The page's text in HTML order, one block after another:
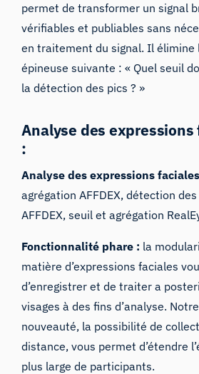
permet de transformer un signal
vérifiables et publiables sans
en traitement du signal. Il élimine
épineuse suivante : « Quel seuil
la détection des pics ? »
Analyse des expressions
:
Analyse des expressions faciales
agrégation AFFDEX, détection
AFFDEX, seuil et agrégation
Fonctionnalité phare : la
matière d’expressions faciales
d’enregistrer et de traiter a
visages à des fins d’analyse.
nouveauté, la possibilité de
distance, vous permet d’étendre
plus large de participants.